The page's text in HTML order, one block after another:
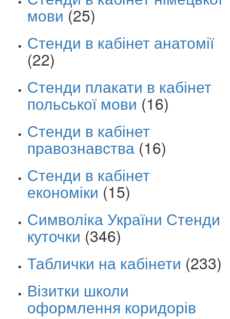
мови (25)
Стенди в кабінет анатомії
(22)
Стенди плакати в кабінет
польської мови (16)
Стенди в кабінет
правознавства (16)
Стенди в кабінет
економіки (15)
Символіка України Стенди
куточки (346)
Таблички на кабінети (233)
Візитки школи
оформлення коридорів